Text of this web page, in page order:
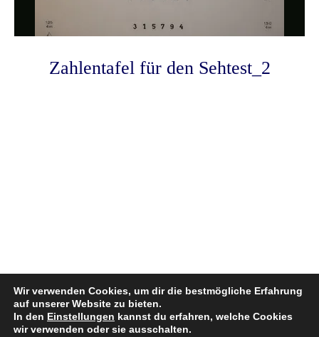
Zahlentafel für den Sehtest_2
© 2026 Praxis für Augenheilkunde • Fronhofallee 1 • D-67098 Bad Dürkheim • Tel : +49 6322
Wir verwenden Cookies, um dir die bestmögliche Erfahrung
auf unserer Website zu bieten.
In den Einstellungen kannst du erfahren, welche Cookies
wir verwenden oder sie ausschalten.